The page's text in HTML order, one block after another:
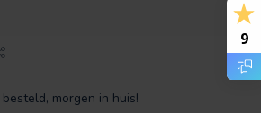
besteld, morgen in huis!
9